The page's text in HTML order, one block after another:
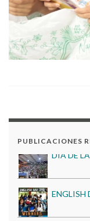
PUBLICACIONES
Acuerdo
DIA DE
ENGLISH